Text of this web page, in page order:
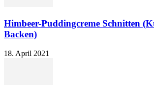
Himbeer-Puddingcreme Schnitten
Backen)
18. April 2021